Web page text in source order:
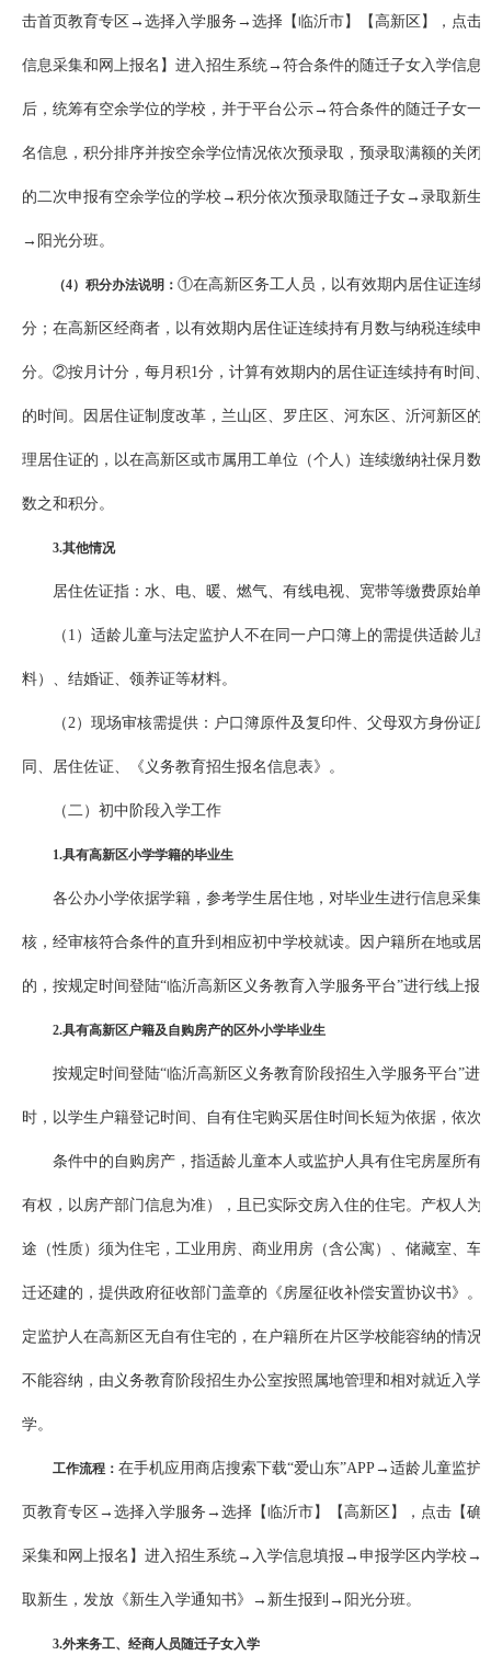
击首页教育专区→选择入学服务→选择【临沂市】【高新区】，点击
信息采集和网上报名】进入招生系统→符合条件的随迁子女入学信
后，统筹有空余学位的学校，并于平台公示→符合条件的随迁子女
名信息，积分排序并按空余学位情况依次预录取，预录取满额的关
的二次申报有空余学位的学校→积分依次预录取随迁子女→录取新生
→阳光分班。
（4）积分办法说明： ①在高新区务工人员，以有效期内居住证连续
分；在高新区经商者，以有效期内居住证连续持有月数与纳税连续申
分。②按月计分，每月积1分，计算有效期内的居住证连续持有时间
的时间。因居住证制度改革，兰山区、罗庄区、河东区、沂河新区
理居住证的，以在高新区或市属用工单位（个人）连续缴纳社保月数
数之和积分。
3.其他情况
居住佐证指：水、电、暖、燃气、有线电视、宽带等缴费原始单
（1）适龄儿童与法定监护人不在同一户口簿上的需提供适龄儿
料）、结婚证、领养证等材料。
（2）现场审核需提供：户口簿原件及复印件、父母双方身份证
同、居住佐证、《义务教育招生报名信息表》。
（二）初中阶段入学工作
1.具有高新区小学学籍的毕业生
各公办小学依据学籍，参考学生居住地，对毕业生进行信息采集
核，经审核符合条件的直升到相应初中学校就读。因户籍所在地或居
的，按规定时间登陆“临沂高新区义务教育入学服务平台”进行线上报
2.具有高新区户籍及自购房产的区外小学毕业生
按规定时间登陆“临沂高新区义务教育阶段招生入学服务平台”进
时，以学生户籍登记时间、自有住宅购买居住时间长短为依据，依次
条件中的自购房产，指适龄儿童本人或监护人具有住宅房屋所有
有权，以房产部门信息为准），且已实际交房入住的住宅。产权人为
途（性质）须为住宅，工业用房、商业用房（含公寓）、储藏室、车
迁还建的，提供政府征收部门盖章的《房屋征收补偿安置协议书》。
定监护人在高新区无自有住宅的，在户籍所在片区学校能容纳的情
不能容纳，由义务教育阶段招生办公室按照属地管理和相对就近入学
学。
工作流程 ： 在手机应用商店搜索下载“爱山东”APP→适龄儿童监
页教育专区→选择入学服务→选择【临沂市】【高新区】，点击【确
采集和网上报名】进入招生系统→入学信息填报→申报学区内学校
取新生，发放《新生入学通知书》→新生报到→阳光分班。
3.外来务工、 经商人员随迁子女入学